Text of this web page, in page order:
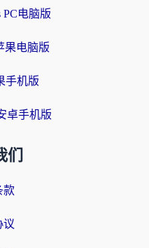
PC电脑版
果电脑版
手机版
卓手机版
们
款
议